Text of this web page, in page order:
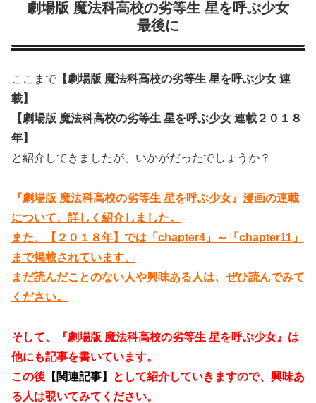
劇場版 魔法科高校の劣等生 星を呼ぶ少女
最後に
ここまで 【劇場版 魔法科高校の劣等生 星を呼ぶ少女 連
載】
【劇場版 魔法科高校の劣等生 星を呼ぶ少女 連載２０１８
年】
と紹介してきましたが、いかがだったでしょうか？
『劇場版 魔法科高校の劣等生 星を呼ぶ少女』漫画の連載
について、詳しく紹介しました。
また、【２０１８年】では「chapter4」～「chapter11」
まで掲載されています。
まだ読んだことのない人や興味ある人は、ぜひ読んでみて
ください。
そして、『劇場版 魔法科高校の劣等生 星を呼ぶ少女』は
他にも記事を書いています。
この後 【関連記事】
として紹介していきますので、興味あ
る人は覗いてみてください。